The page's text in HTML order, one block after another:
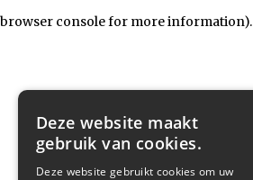
browser console for more information).
Deze website maakt
gebruik van cookies.
Deze website gebruikt cookies om uw